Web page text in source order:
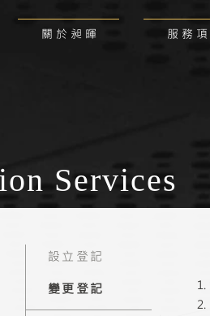
關 於 昶 暉 服 務
Services
設立登記
變更登記